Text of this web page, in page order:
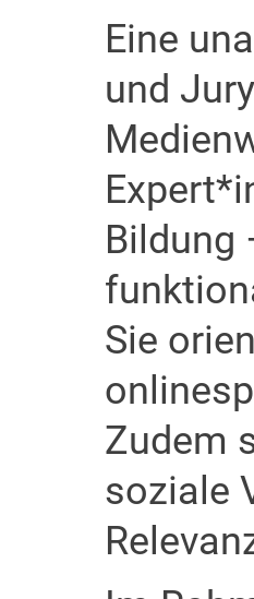
Eine
und
Bildung
Sie
Zudem
soziale